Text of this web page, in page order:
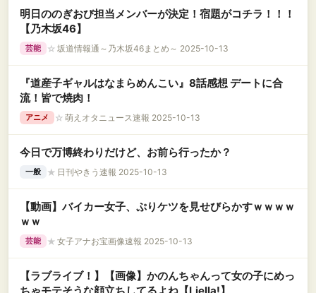
明日ののぎおび担当メンバーが決定！宿題がコチラ！！！
【乃木坂46】
芸能 ☆ 坂道情報通～乃木坂46まとめ～ 2025-10-13
『道産子ギャルはなまらめんこい』8話感想 デートに合
流！皆で焼肉！
アニメ ☆ 萌えオタニュース速報 2025-10-13
今日で万博終わりだけど、お前ら行ったか？
一般 ★ 日刊やきう速報 2025-10-13
【動画】バイカー女子、ぷりケツを見せびらかすｗｗｗｗ
ｗｗ
芸能 ★ 女子アナお宝画像速報 2025-10-13
【ラブライブ！】【画像】かのんちゃんって女の子にめっ